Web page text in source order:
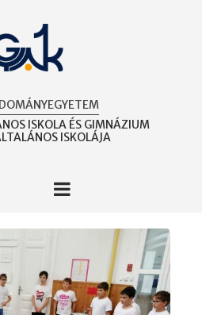
ISKOLA ÉS GIMNÁZIUM
ISKOLÁJA